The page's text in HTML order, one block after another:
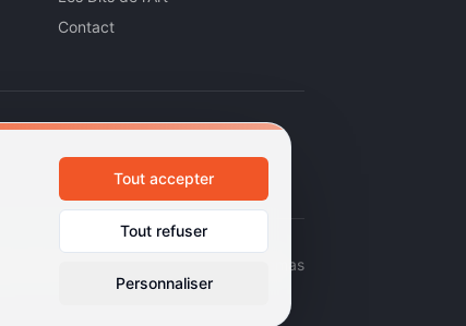
Contact
d'art et d'essai · Labels Europa Cinemas
Tout accepter
Tout refuser
Personnaliser